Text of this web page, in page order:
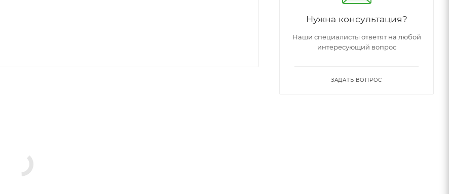
Нужна консультация?
Наши специалисты ответят на любой
интересующий вопрос
ЗАДАТЬ ВОПРОС